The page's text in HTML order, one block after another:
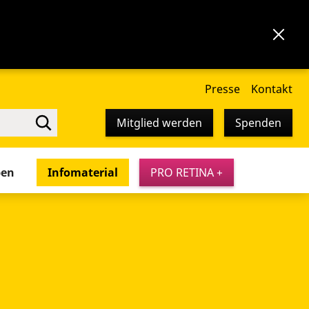
Presse Kontakt
Mitglied werden Spenden
Infomaterial PRO RETINA +